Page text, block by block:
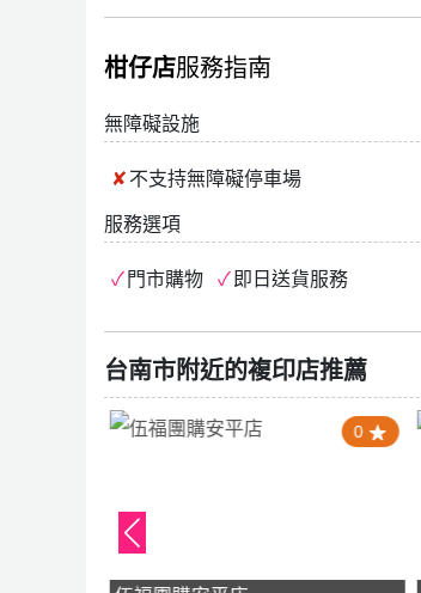
柑仔店服務指南
無障礙設施
不支持無障礙停車場
服務選項
門市購物 即日送貨服務
台南市附近的複印店推薦
0